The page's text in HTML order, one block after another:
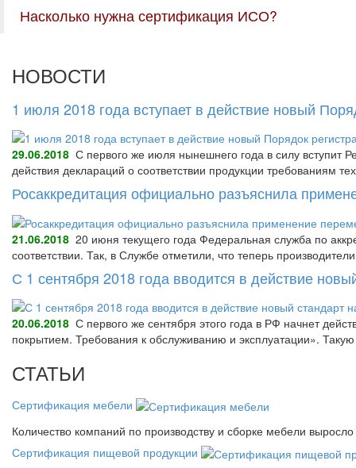
Насколько нужна сертификация ИСО?
НОВОСТИ
1 июля 2018 года вступает в действие новый
29.06.2018 С первого же июля нынешнего года в силу вступит
действия деклараций о соответствии продукции требованиям
Росаккредитация официально разъяснила
21.06.2018 20 июня текущего года Федеральная служба по
соответствии. Так, в Службе отметили, что теперь
С 1 сентября 2018 года вводится в действие
20.06.2018 С первого же сентября этого года в РФ начнет
покрытием. Требования к обслуживанию и эксплуатации».
СТАТЬИ
Сертификация мебели
Количество компаний по производству и сборке мебели
Сертификация пищевой продукции